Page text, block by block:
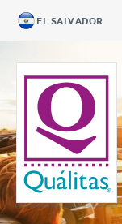
EL SALVADOR